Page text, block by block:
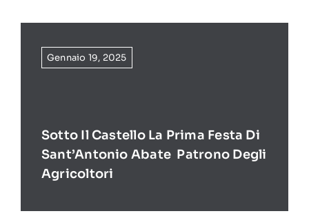
Gennaio 19, 2025
Sotto Il Castello La Prima Festa Di
Sant’Antonio Abate Patrono Degli
Agricoltori